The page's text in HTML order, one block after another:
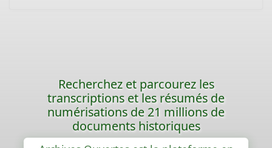
Recherchez et parcourez les
transcriptions et les résumés de
numérisations de 21 millions de
documents historiques